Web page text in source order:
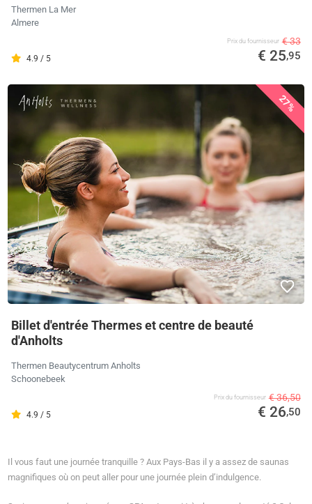
Thermen La Mer
Almere
4.9 / 5
Prix ​​du fournisseur € 33
€ 25,95
27%
Billet d'entrée Thermes et centre de beauté
d'Anholts
Thermen Beautycentrum Anholts
Schoonebeek
4.9 / 5
Prix ​​du fournisseur € 36,50
€ 26,50
Il vous faut une journée tranquille ? Aux Pays-Bas il y a assez de saunas
magnifiques où on peut aller pour une journée plein d’indulgence.